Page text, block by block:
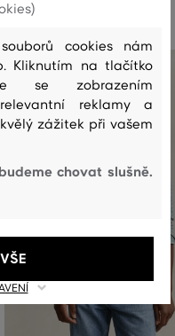
cookies nám
Kliknutím na tlačítko
se zobrazením
reklamy a
zážitek při vašem
chovat slušně.